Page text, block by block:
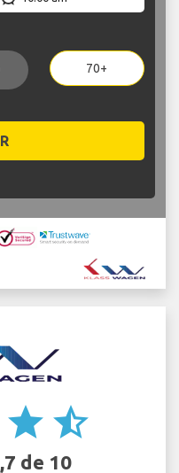
70+
star star_half
de 10